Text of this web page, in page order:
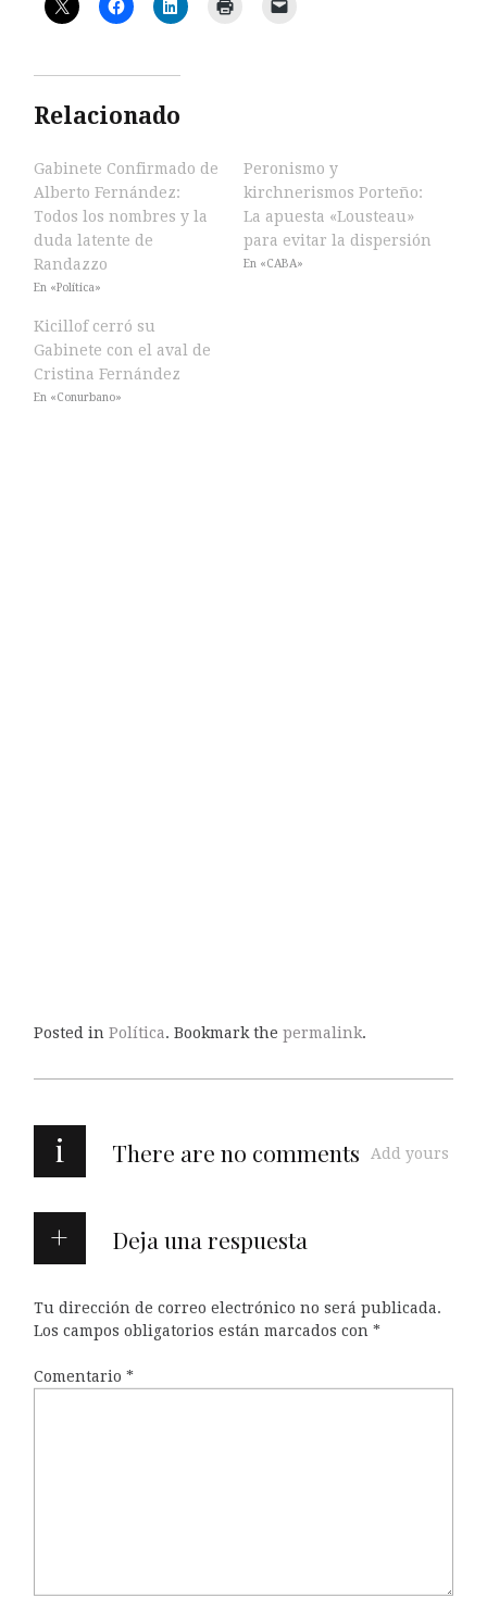
Relacionado
Gabinete Confirmado de
Alberto Fernández:
Todos los nombres y la
duda latente de
Randazzo
En «Política»
Peronismo y
kirchnerismos Porteño:
La apuesta «Lousteau»
para evitar la dispersión
En «CABA»
Kicillof cerró su
Gabinete con el aval de
Cristina Fernández
En «Conurbano»
Posted in Política. Bookmark the permalink.
i There are no comments Add yours
Deja una respuesta
Tu dirección de correo electrónico no será publicada.
Los campos obligatorios están marcados con *
Comentario *